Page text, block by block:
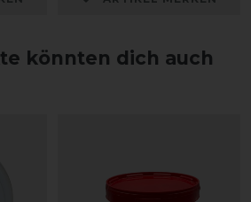
könnten dich auch